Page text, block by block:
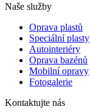
Naše služby
Oprava plastů
Speciální plasty
Autointeriéry
Oprava bazénů
Mobilní opravy
Fotogalerie
Kontaktujte nás